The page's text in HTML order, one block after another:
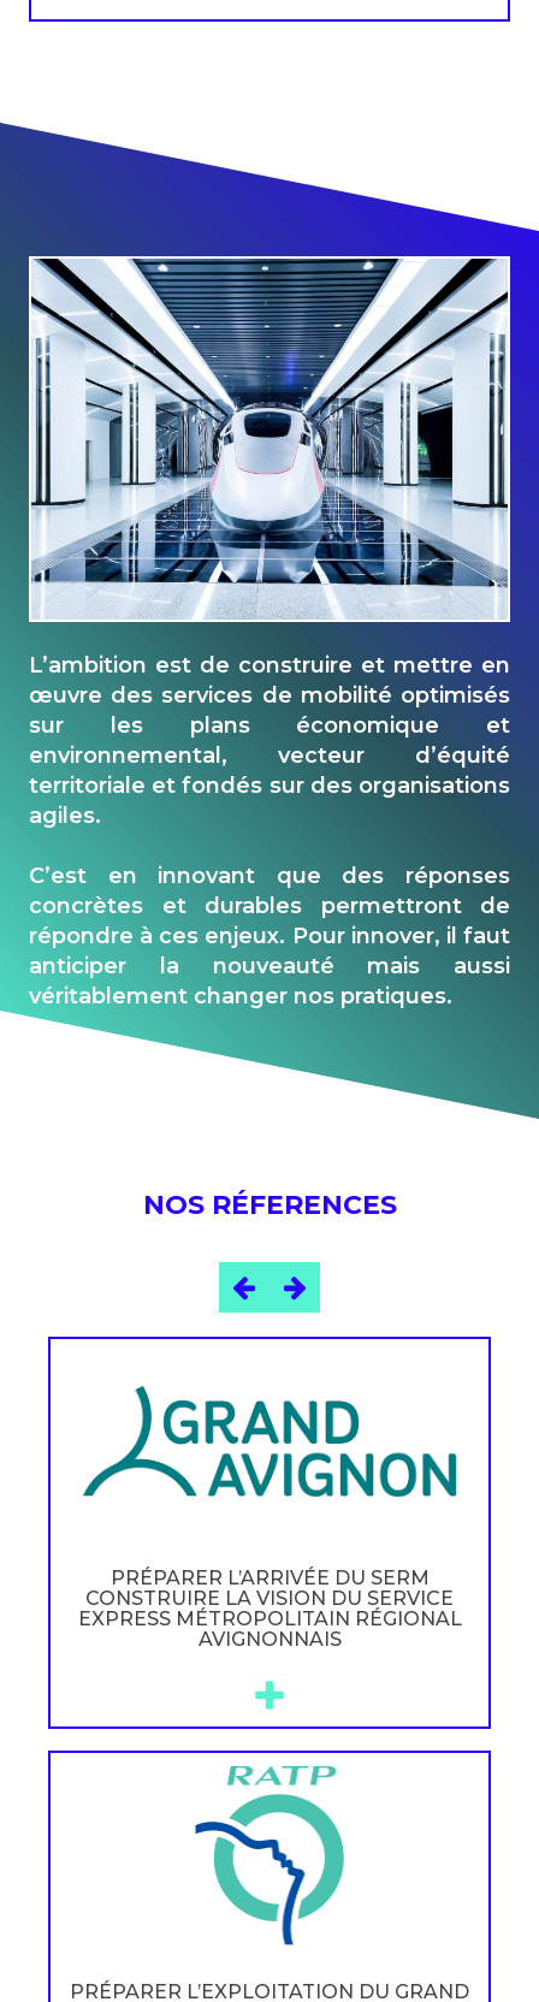
L’ambition est de construire et mettre en
œuvre des services de mobilité optimisés
sur les plans économique et
environnemental, vecteur d’équité
territoriale et fondés sur des organisations
agiles.
C’est en innovant que des réponses
concrètes et durables permettront de
répondre à ces enjeux. Pour innover, il faut
anticiper la nouveauté mais aussi
véritablement changer nos pratiques.
NOS RÉFERENCES
PRÉPARER L’ARRIVÉE DU SERM
CONSTRUIRE LA VISION DU SERVICE
EXPRESS MÉTROPOLITAIN RÉGIONAL
AVIGNONNAIS
PRÉPARER L’EXPLOITATION DU GRAND